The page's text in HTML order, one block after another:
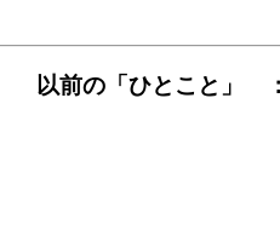
以前の「ひとこと」